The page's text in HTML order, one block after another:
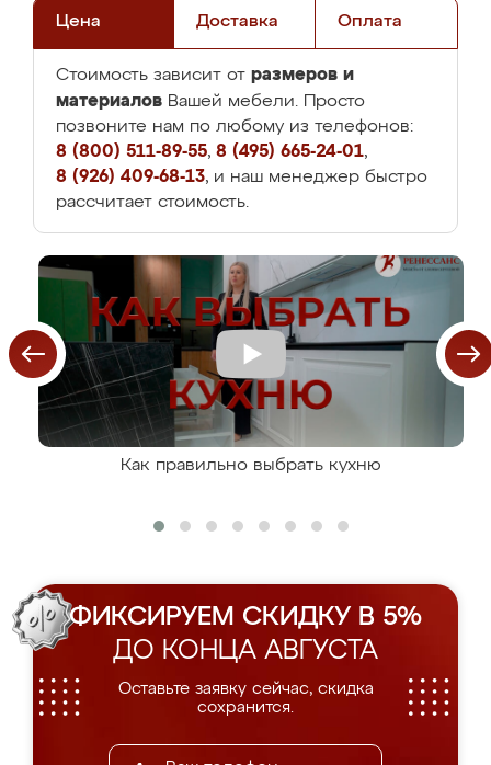
Цена Доставка Оплата
Стоимость зависит от размеров и
материалов Вашей мебели. Просто
позвоните нам по любому из телефонов:
8 (800) 511-89-55, 8 (495) 665-24-01,
8 (926) 409-68-13, и наш менеджер быстро
рассчитает стоимость.
Как правильно выбрать кухню
ФИКСИРУЕМ СКИДКУ В 5%
ДО КОНЦА АВГУСТА
Оставьте заявку сейчас, скидка
сохранится.